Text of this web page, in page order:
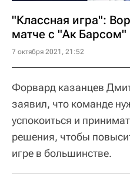
"Классная игра":
матче с "Ак Барсом"
7 октября 2021, 21:52
Форвард казанцев
заявил, что команде
успокоиться и
решения, чтобы
игре в большинстве.